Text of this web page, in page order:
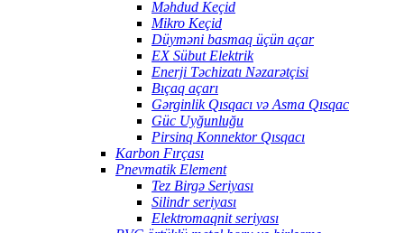
Məhdud Keçid
Mikro Keçid
Düyməni basmaq üçün açar
EX Sübut Elektrik
Enerji Təchizatı Nəzarətçisi
Bıçaq açarı
Gərginlik Qısqacı və Asma Qısqac
Güc Uyğunluğu
Pirsinq Konnektor Qısqacı
Karbon Fırçası
Pnevmatik Element
Tez Birgə Seriyası
Silindr seriyası
Elektromaqnit seriyası